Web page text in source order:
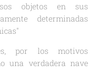
objetos en sus
determinadas
por los motivos
una verdadera nave